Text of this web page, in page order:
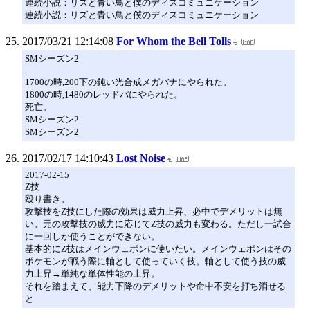
連続小説：リズと青い鳥と僕のディスコミュニケーション
連続小説：リズと青い鳥と僕のディスコミュニケーション
2017/03/21 12:14:08 For Whom the Bell Tolls
SMシーズン2
1700の時,200下の鈍い光合成メガバナにやられた。
1800の時,1480のレッドパにやられた。
死亡。
SMシーズン2
SMシーズン2
2017/02/17 14:10:43 Lost Noise
2017-02-15
Z技
殴り書き。
攻撃技をZ技にした際の効果は威力上昇、必中でデメリットは無
い。元の攻撃技の威力に応じてZ技の威力も変わる。ただし一試合
に一回しか使うことができない。
基本的にZ技はメインウェポンに使いたい。メインウェポンはその
ポケモンが戦う際に軸として使っていく技。軸として使う技の威
力上昇→単純な単体性能の上昇。
それを踏まえて、能力下降のデメリットや命中不安を打ち消せる
と